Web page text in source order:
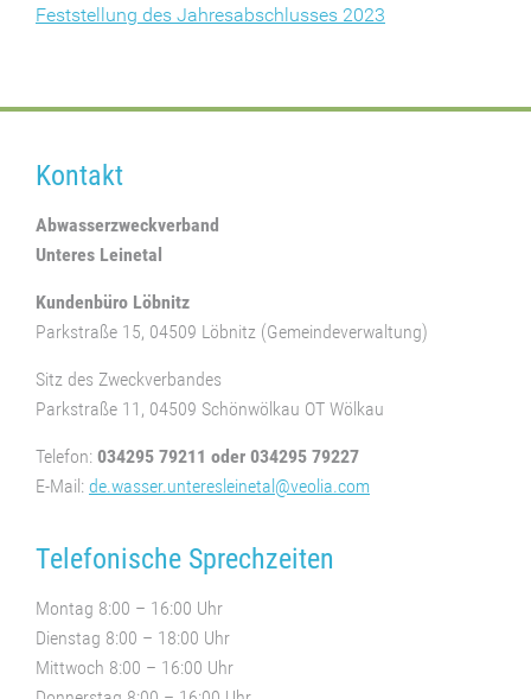
Feststellung des Jahresabschlusses 2023
Kontakt
Abwasserzweckverband
Unteres Leinetal
Kundenbüro Löbnitz
Parkstraße 15, 04509 Löbnitz (Gemeindeverwaltung)
Sitz des Zweckverbandes
Parkstraße 11, 04509 Schönwölkau OT Wölkau
Telefon: 034295 79211 oder 034295 79227
E-Mail: de.wasser.unteresleinetal@veolia.com
Telefonische Sprechzeiten
Montag 8:00 – 16:00 Uhr
Dienstag 8:00 – 18:00 Uhr
Mittwoch 8:00 – 16:00 Uhr